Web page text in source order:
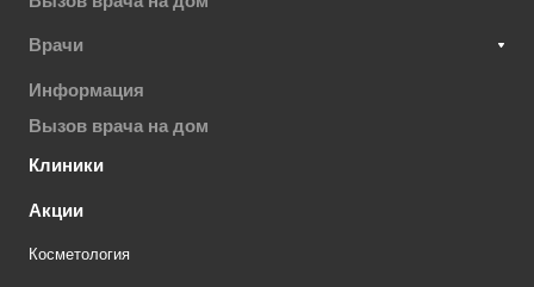
Врачи
Информация
Вызов врача на дом
Клиники
Акции
Косметология